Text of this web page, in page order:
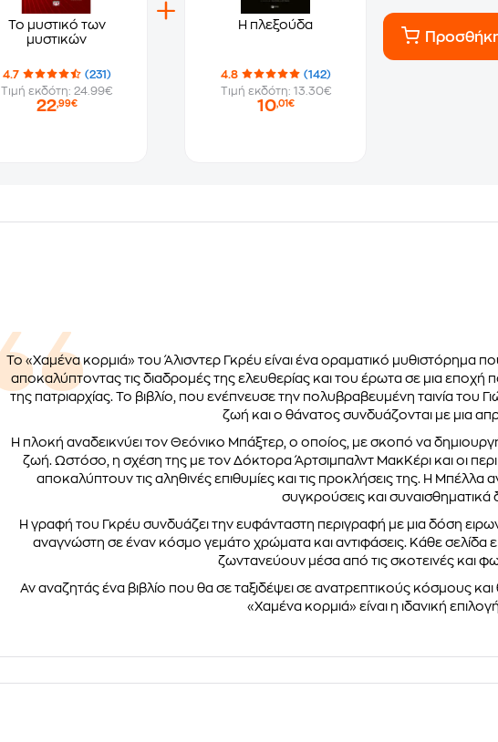
Το μυστικό των
μυστικών
4.7
(231)
Τιμή εκδότη: 24.99€
22,99€
Η πλεξούδα
4.8
(142)
Τιμή εκδότη: 13.30€
10,01€
Το «Χαμένα κορμιά» του Άλισντερ Γκρέυ είναι ένα οραματικό μυθιστόρημα
αποκαλύπτοντας τις διαδρομές της ελευθερίας και του έρωτα σε μια εποχή
της πατριαρχίας. Το βιβλίο, που ενέπνευσε την πολυβραβευμένη ταινία του
ζωή και ο θάνατος συνδυάζονται με μια
Η πλοκή αναδεικνύει τον Θεόνικο Μπάξτερ, ο οποίος, με σκοπό να
ζωή. Ωστόσο, η σχέση της με τον Δόκτορα Άρτσιμπαλντ ΜακΚέρι και οι
αποκαλύπτουν τις αληθινές επιθυμίες και τις προκλήσεις της. Η
συγκρούσεις και συναισθηματικά
Η γραφή του Γκρέυ συνδυάζει την ευφάνταστη περιγραφή με μια δόση
αναγνώστη σε έναν κόσμο γεμάτο χρώματα και αντιφάσεις. Κάθε σελίδα
ζωντανεύουν μέσα από τις σκοτεινές και
Αν αναζητάς ένα βιβλίο που θα σε ταξιδέψει σε ανατρεπτικούς κόσμους
«Χαμένα κορμιά» είναι η ιδανική